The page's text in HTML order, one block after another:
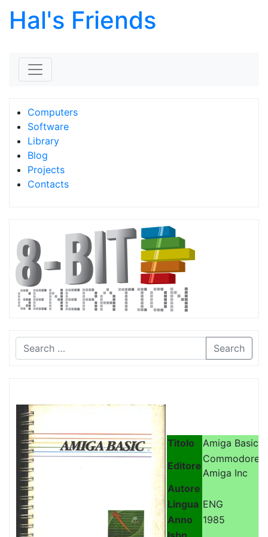
Hal's Friends
Computers
Software
Library
Blog
Projects
Contacts
Search
Titolo
Amiga Basic
Editore
Commodore-
Amiga Inc
Autore
Lingua ENG
Anno
1985